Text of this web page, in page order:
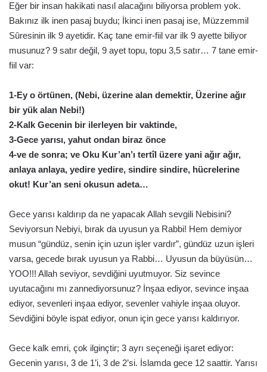
Eğer bir insan hakikati nasıl alacağını biliyorsa problem yok.
Bakınız ilk inen pasaj buydu; İkinci inen pasaj ise, Müzzemmil
Sûresinin ilk 9 ayetidir. Kaç tane emir-fiil var ilk 9 ayette biliyor
musunuz? 9 satır değil, 9 ayet topu, topu 3,5 satır… 7 tane emir-
fiil var:
1-Ey o örtünen, (Nebi, üzerine alan demektir, Üzerine ağır
bir yük alan Nebi!)
2-Kalk Gecenin bir ilerleyen bir vaktinde,
3-Gece yarısı, yahut ondan biraz önce
4-ve de sonra; ve Oku Kur’an’ı tertîl üzere yani ağır ağır,
anlaya anlaya, yedire yedire, sindire sindire, hücrelerine
okut! Kur’an seni okusun adeta…
Gece yarısı kaldırıp da ne yapacak Allah sevgili Nebisini?
Seviyorsun Nebiyi, bırak da uyusun ya Rabbi! Hem demiyor
musun “gündüz, senin için uzun işler vardır”, gündüz uzun işleri
varsa, gecede bırak uyusun ya Rabbi… Uyusun da büyüsün…
YOO!!! Allah seviyor, sevdiğini uyutmuyor. Siz sevince
uyutacağını mı zannediyorsunuz? İnşaa ediyor, sevince inşaa
ediyor, sevenleri inşaa ediyor, sevenler vahiyle inşaa oluyor.
Sevdiğini böyle ispat ediyor, onun için gece yarısı kaldırıyor.
Gece kalk emri, çok ilginçtir; 3 ayrı seçeneği işaret ediyor:
Gecenin yarısı, 3 de 1’i, 3 de 2’si. İslamda gece 12 saattir. Yarısı